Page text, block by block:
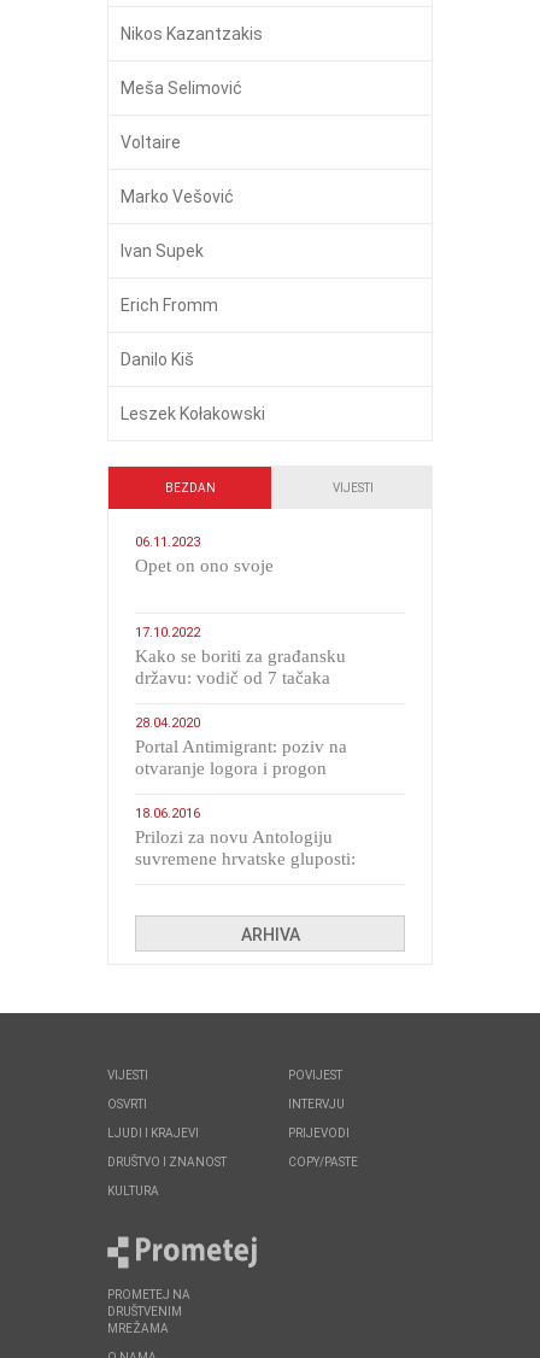
Nikos Kazantzakis
Meša Selimović
Voltaire
Marko Vešović
Ivan Supek
Erich Fromm
Danilo Kiš
Leszek Kołakowski
BEZDAN VIJESTI
06.11.2023
​Opet on ono svoje
17.10.2022
Kako se boriti za građansku
državu: vodič od 7 tačaka
28.04.2020
Portal Antimigrant: poziv na
otvaranje logora i progon
18.06.2016
Prilozi za novu Antologiju
suvremene hrvatske gluposti:
ARHIVA
VIJESTI
OSVRTI
LJUDI I KRAJEVI
DRUŠTVO I ZNANOST
KULTURA
POVIJEST
INTERVJU
PRIJEVODI
COPY/PASTE
PROMETEJ NA
DRUŠTVENIM
MREŽAMA